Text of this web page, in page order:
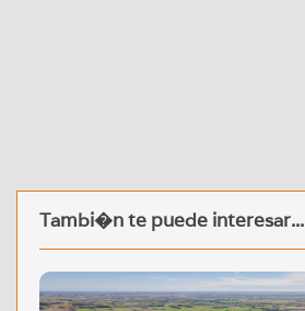
Tambi�n te puede interesar...